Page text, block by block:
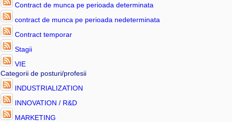
Contract de munca pe perioada determinata
contract de munca pe perioada nedeterminata
Contract temporar
Stagii
VIE
Categorii de posturi/profesii
INDUSTRIALIZATION
INNOVATION / R&D
MARKETING